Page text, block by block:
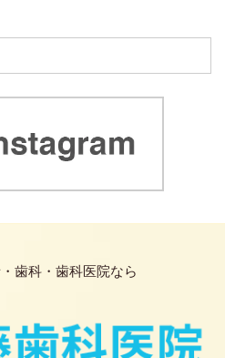
歯科・歯科医院なら